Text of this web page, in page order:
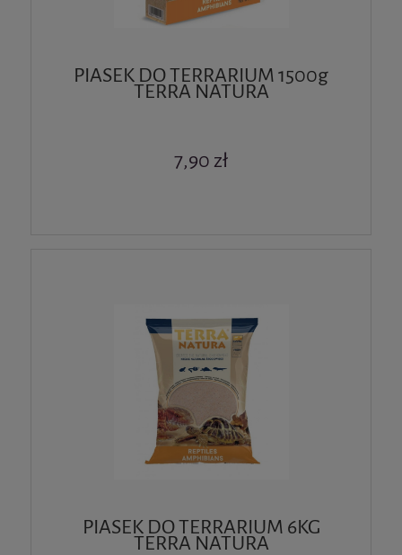
PIASEK DO TERRARIUM 1500g
TERRA NATURA
7,90 zł
PIASEK DO TERRARIUM 6KG
TERRA NATURA